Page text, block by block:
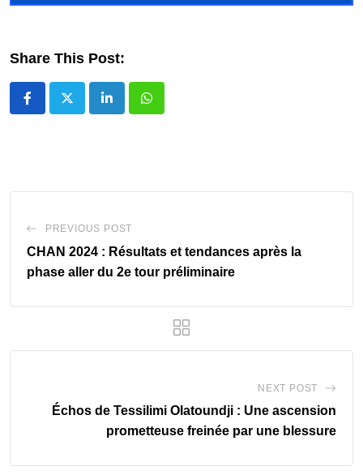
Share This Post:
LinkedInWhatsapp
PREVIOUS POST
CHAN 2024 : Résultats et tendances après la
phase aller du 2e tour préliminaire
NEXT POST
Échos de Tessilimi Olatoundji : Une ascension
prometteuse freinée par une blessure